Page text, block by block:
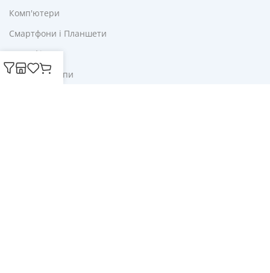
Комп'ютери
Смартфони і Планшети
Для Офісу
Ліхтарі і Лампи